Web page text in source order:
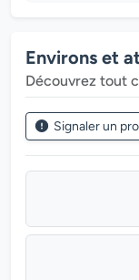
Environs et
Découvrez tout
Signaler un